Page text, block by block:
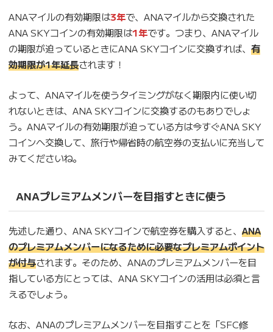
ANAマイルの有効期限は3年で、ANAマイルから交換された
ANA SKYコインの有効期限は1年です。つまり、ANAマイル
の期限が迫っているときにANA SKYコインに交換すれば、 有
効期限が1年延長されます！
よって、ANAマイルを使うタイミングがなく期限内に使い切
れないときは、ANA SKYコインに交換するのもありでしょ
う。ANAマイルの有効期限が迫っている方は今すぐANA SKY
コインへ交換して、旅行や帰省時の航空券の支払いに充当して
みてくださいね。
ANAプレミアムメンバーを目指すときに使う
先述した通り、ANA SKYコインで航空券を購入すると、 ANA
のプレミアムメンバーになるために必要なプレミアムポイント
が付与されます。そのため、ANAのプレミアムメンバーを目
指している方にとっては、ANA SKYコインの活用は必須と言
えるでしょう。
なお、ANAのプレミアムメンバーを目指すことを「SFC修